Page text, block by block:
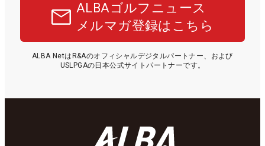
ALBAゴルフニュース
メルマガ登録はこちら
ALBA NetはR&Aのオフィシャルデジタルパートナー、および
USLPGAの日本公式サイトパートナーです。